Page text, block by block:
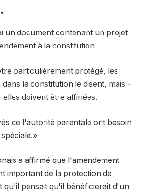
un document contenant un projet
à la constitution.
particulièrement protégé, les
la constitution le disent, mais –
elles doivent être affinées.
de l'autorité parentale ont besoin
a affirmé que l'amendement
important de la protection de
qu'il pensait qu'il bénéficierait d'un